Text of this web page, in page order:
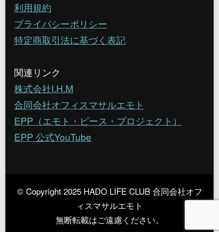
利用規約
プライバシーポリシー
特定商取引法に基づく表記
関連リンク
株式会社I.H.M
合同会社オフィスマサルエモト
EPP（エモト・ピース・プロジェクト）
EPP 公式YouTube
© Copyright 2025 HADO LIFE CLUB 合同会社オフ
ィスマサルエモト
無断転載はご遠慮ください。